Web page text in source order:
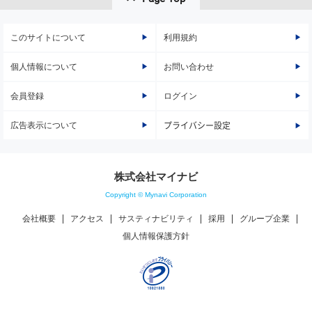
このサイトについて 利用規約
個人情報について お問い合わせ
会員登録 ログイン
広告表示について プライバシー設定
株式会社マイナビ
Copyright © Mynavi Corporation
会社概要 アクセス サスティナビリティ 採用
グループ企業
個人情報保護方針